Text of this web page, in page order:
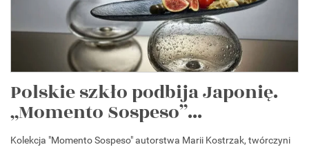
Polskie szkło podbija Japonię.
„Momento Sospeso”...
Kolekcja "Momento Sospeso" autorstwa Marii Kostrzak, twórczyni